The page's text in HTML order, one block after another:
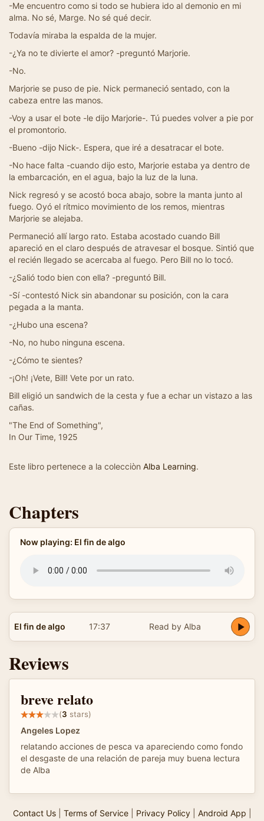
-Me encuentro como si todo se hubiera ido al demonio en mi
alma. No sé, Marge. No sé qué decir.
Todavía miraba la espalda de la mujer.
-¿Ya no te divierte el amor? -preguntó Marjorie.
-No.
Marjorie se puso de pie. Nick permaneció sentado, con la
cabeza entre las manos.
-Voy a usar el bote -le dijo Marjorie-. Tú puedes volver a pie por
el promontorio.
-Bueno -dijo Nick-. Espera, que iré a desatracar el bote.
-No hace falta -cuando dijo esto, Marjorie estaba ya dentro de
la embarcación, en el agua, bajo la luz de la luna.
Nick regresó y se acostó boca abajo, sobre la manta junto al
fuego. Oyó el rítmico movimiento de los remos, mientras
Marjorie se alejaba.
Permaneció allí largo rato. Estaba acostado cuando Bill
apareció en el claro después de atravesar el bosque. Sintió que
el recién llegado se acercaba al fuego. Pero Bill no lo tocó.
-¿Salió todo bien con ella? -preguntó Bill.
-Sí -contestó Nick sin abandonar su posición, con la cara
pegada a la manta.
-¿Hubo una escena?
-No, no hubo ninguna escena.
-¿Cómo te sientes?
-¡Oh! ¡Vete, Bill! Vete por un rato.
Bill eligió un sandwich de la cesta y fue a echar un vistazo a las
cañas.
"The End of Something",
In Our Time, 1925
Este libro pertenece a la colecciòn Alba Learning.
Chapters
Now playing: El fin de algo
El fin de algo 17:37 Read by Alba
Reviews
breve relato
(3 stars)
Angeles Lopez
relatando acciones de pesca va apareciendo como fondo
el desgaste de una relación de pareja muy buena lectura
de Alba
Contact Us| Terms of Service| Privacy Policy| Android App